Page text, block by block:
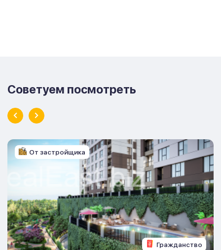
Советуем посмотреть
Гражданство
От застройщика